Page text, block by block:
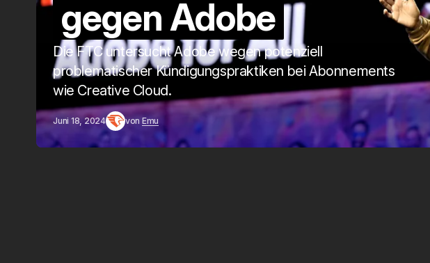
gegen Adobe
Die FTC untersucht Adobe wegen potenziell
problematischer Kündigungspraktiken bei Abonnements
wie Creative Cloud.
Juni 18, 2024 von Emu
SmartTag 2